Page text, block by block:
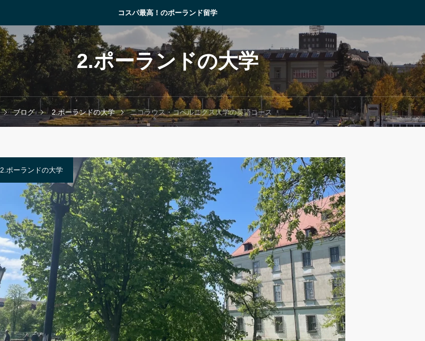
コスパ最高！のポーランド留学
2.ポーランドの大学
ブログ 2.ポーランドの大学 ニコラウス・コペルニクス大学の英語コース
2.ポーランドの大学